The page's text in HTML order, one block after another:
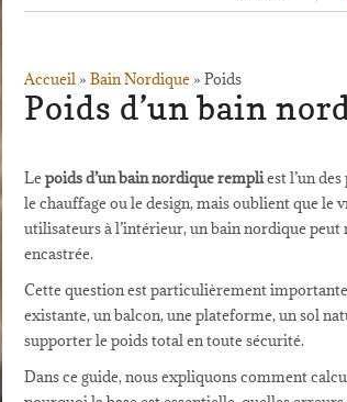
Accueil » Bain Nordique » Poids
Poids d’un bain
Lepoids d’un bain nordique rempliest l’un
le chauffage ou le design, mais oublient que le
utilisateurs à l’intérieur, un bain nordique
encastrée.
Cette question est particulièrement
existante, un balcon, une plateforme, un sol
supporter le poids total en toute sécurité.
Dans ce guide, nous expliquons comment